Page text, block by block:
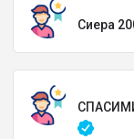
Сиера